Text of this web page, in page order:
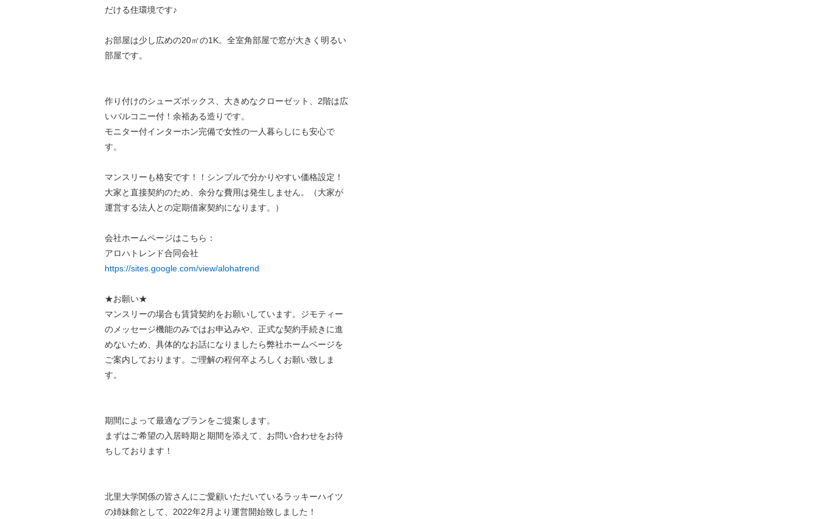
だける住環境です♪
お部屋は少し広めの20㎡の1K。全室角部屋で窓が大きく明るい
部屋です。
作り付けのシューズボックス、大きめなクローゼット、2階は広
いバルコニー付！余裕ある造りです。
モニター付インターホン完備で女性の一人暮らしにも安心で
す。
マンスリーも格安です！！シンプルで分かりやすい価格設定！
大家と直接契約のため、余分な費用は発生しません。（大家が
運営する法人との定期借家契約になります。）
会社ホームページはこちら：
アロハトレンド合同会社
https://sites.google.com/view/alohatrend
★お願い★
マンスリーの場合も賃貸契約をお願いしています。ジモティー
のメッセージ機能のみではお申込みや、正式な契約手続きに進
めないため、具体的なお話になりましたら弊社ホームページを
ご案内しております。ご理解の程何卒よろしくお願い致しま
す。
期間によって最適なプランをご提案します。
まずはご希望の入居時期と期間を添えて、お問い合わせをお待
ちしております！
北里大学関係の皆さんにご愛顧いただいているラッキーハイツ
の姉妹館として、2022年2月より運営開始致しました！